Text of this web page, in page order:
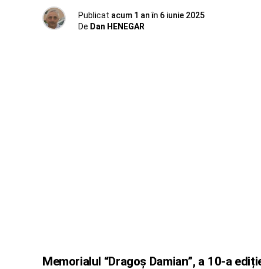
Publicat acum 1 an în 6 iunie 2025
De Dan HENEGAR
Memorialul “Dragoș Damian”, a 10-a